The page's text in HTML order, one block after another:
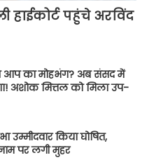
हाईकोर्ट पहुंचे अरविंद
से आप का मोहभंग? अब संसद में
अशोक मित्तल को मिला उप-
उम्मीदवार किया घोषित,
पर लगी मुहर